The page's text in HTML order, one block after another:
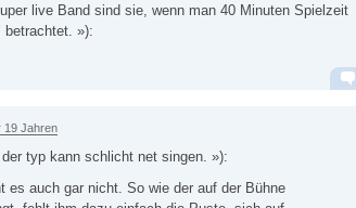
live Band sind sie, wenn man 40 Minuten Spielzeit
betrachtet. »):
19 Jahren
der typ kann schlicht net singen. »):
es auch gar nicht. So wie der auf der Bühne